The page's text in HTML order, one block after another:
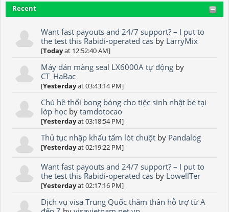
Recent
Want fast payouts and 24/7 support? – I put to
the test this Rabidi-operated cas by LarryMix
[Todayat 12:52:40 AM]
Máy dán màng seal LX6000A tự động by
CT_HaBac
[Yesterdayat 03:43:14 PM]
Chú hề thổi bong bóng cho tiệc sinh nhật bé tại
lớp học bytamdotocao
[Yesterdayat 03:18:54 PM]
Thủ tục nhập khẩu tấm lót chuột by Pandalog
[Yesterdayat 02:19:22 PM]
Want fast payouts and 24/7 support? – I put to
the test this Rabidi-operated cas by LowellTer
[Yesterdayat 02:17:16 PM]
Dịch vụ visa Trung Quốc thăm thân hỗ trợ từ A